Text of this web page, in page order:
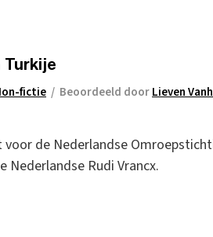
fictie / Beoordeeld doorLieven
de Nederlandse
Rudi Vrancx.